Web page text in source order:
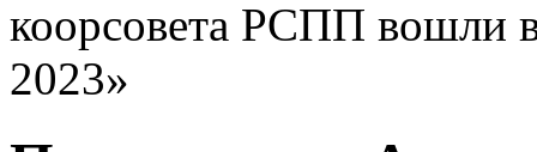
коорсовета РСПП вошли
2023»